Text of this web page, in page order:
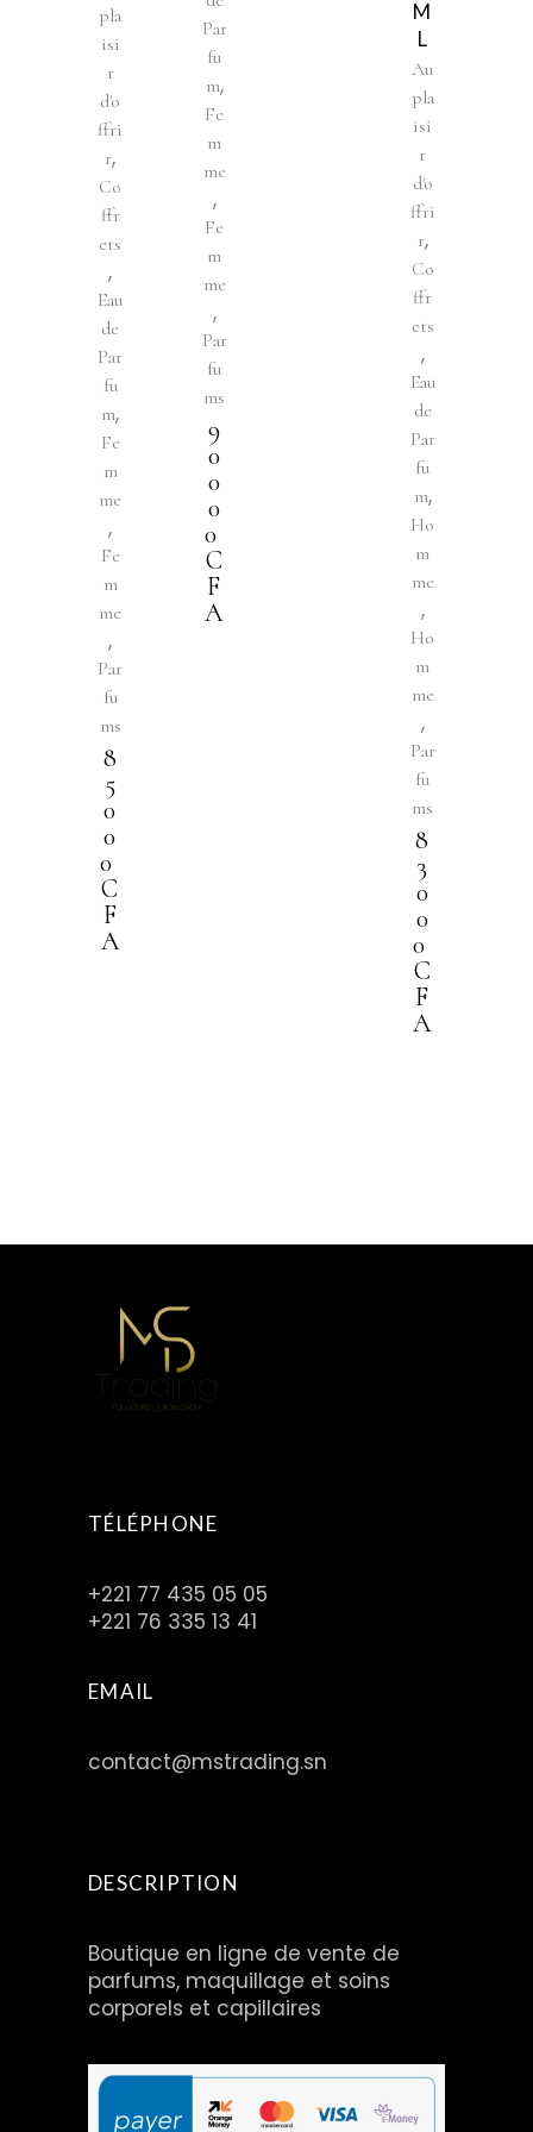
pla
isi
r
d'o
ffri
r,
Co
ffr
ets
,
Eau
de
Par
fu
m,
Fe
m
me
,
Fe
m
me
,
Par
fu
ms
8
5
0
0
0
C
F
A
Par
fu
m,
Fe
m
me
,
Fe
m
me
,
Par
fu
ms
9
0
0
0
0
C
F
A
M
L
Au
pla
isi
r
d'o
ffri
r,
Co
ffr
ets
,
Eau
de
Par
fu
m,
Ho
m
me
,
Ho
m
me
,
Par
fu
ms
8
3
0
0
0
C
F
A
TÉLÉPHONE
+221 77 435 05 05
+221 76 335 13 41
EMAIL
contact@mstrading.sn
DESCRIPTION
Boutique en ligne de vente de
parfums, maquillage et soins
corporels et capillaires